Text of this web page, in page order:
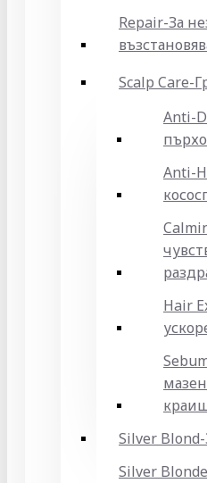
Repair-За
Scalp Care-
Anti-
Anti-
Hair
Silver Blond-
Silver